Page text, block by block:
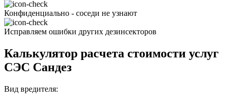
Конфиденциально - соседи не узнают
Исправляем ошибки других дезинсекторов
Калькулятор расчета стоимости услуг
СЭС Сандез
Вид вредителя: